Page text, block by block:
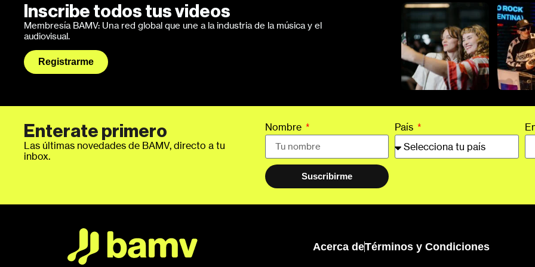
Inscribe todos tus videos
Membresía BAMV: Una red global que une a la industria de la música y el
audiovisual.
Registrarme
Enterate primero
Las últimas novedades de BAMV, directo a tu
inbox.
Nombre País
Suscribirme
Acerca deTérminos y Condiciones